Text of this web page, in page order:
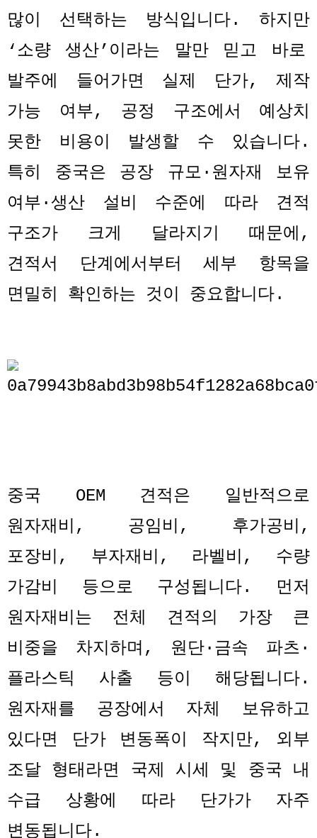
많이 선택하는 방식입니다. 하지만
‘소량 생산’ 이라는 말만 믿고 바로
발주에 들어가면 실제 단가, 제작
가능 여부, 공정 구조에서 예상치
못한 비용이 발생할 수 있습니다.
특히 중국은 공장 규모 · 원자재 보유
여부 ·생산 설비 수준에 따라 견적
구조가 크게 달라지기 때문에 ,
견적서 단계에서부터 세부 항목을
면밀히 확인하는 것이 중요합니다.
중국 OEM 견적은 일반적으로
원자재비 , 공임비 , 후가공비 ,
포장비 , 부자재비 , 라벨비 , 수량
가감비 등으로 구성됩니다.
먼저
원자재비는 전체 견적의 가장 큰
비중을 차지하며 , 원단· 금속 파츠 ·
플라스틱 사출 등이 해당됩니다.
원자재를 공장에서 자체 보유하고
있다면 단가 변동폭이 작지만, 외부
조달 형태라면 국제 시세 및 중국 내
수급 상황에 따라 단가가 자주
변동됩니다.